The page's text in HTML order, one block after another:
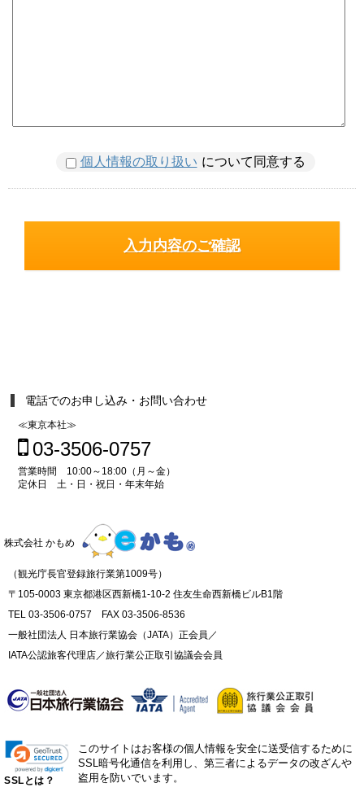
個人情報の取り扱い について同意する
電話でのお申し込み・お問い合わせ
≪東京本社≫
03-3506-0757
営業時間 10:00～18:00（月～金）
定休日 土・日・祝日・年末年始
株式会社 かもめ
（観光庁長官登録旅行業第1009号）
〒105-0003 東京都港区西新橋1-10-2 住友生命西新橋ビルB1階
TEL 03-3506-0757 FAX 03-3506-8536
一般社団法人 日本旅行業協会（JATA）正会員／
IATA公認旅客代理店／旅行業公正取引協議会会員
SSLとは？
このサイトはお客様の個人情報を安全に送受信するために
SSL暗号化通信を利用し、第三者によるデータの改ざんや
盗用を防いでいます。